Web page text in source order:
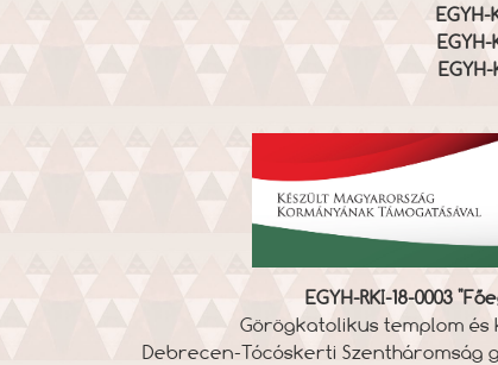
EGYH-
EGYH-
EGYH-
EGYH-RKI-18-0003
Görögkatolikus templom és
Debrecen-Tócóskerti